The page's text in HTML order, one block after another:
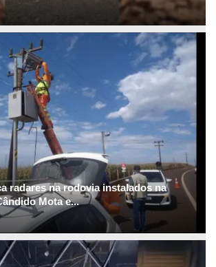
radares na rodovia instalados na
Mota e...